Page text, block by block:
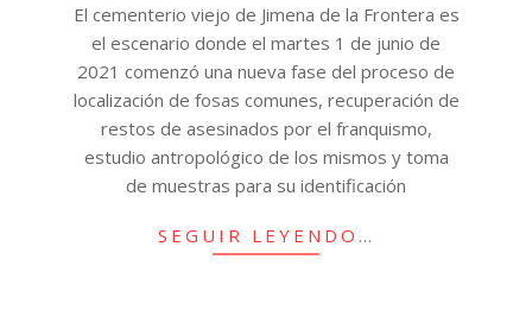
El cementerio viejo de Jimena de la Frontera es
el escenario donde el martes 1 de junio de
2021 comenzó una nueva fase del proceso de
localización de fosas comunes, recuperación de
restos de asesinados por el franquismo,
estudio antropológico de los mismos y toma
de muestras para su identificación
SEGUIR LEYENDO…